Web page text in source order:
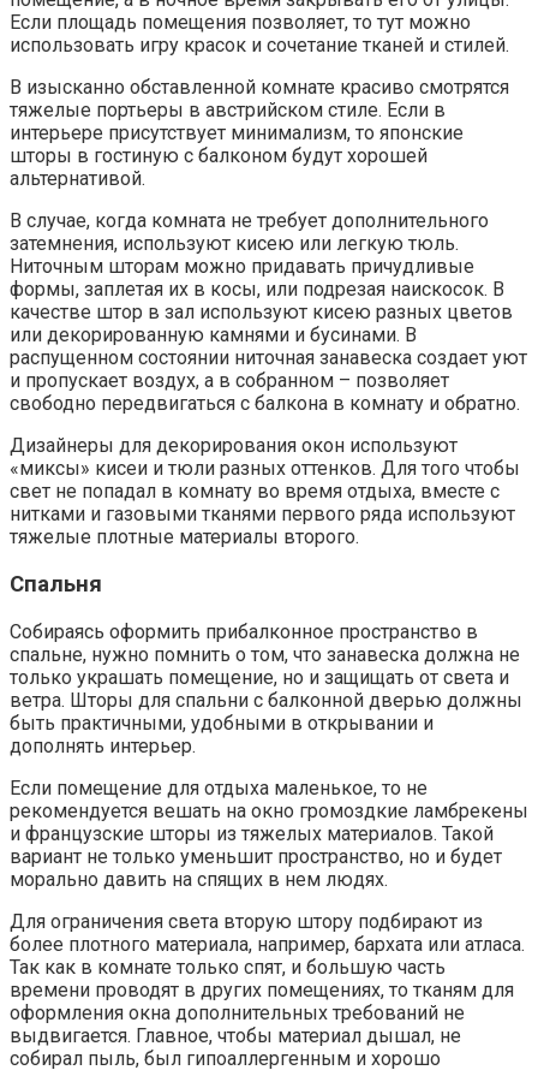
Если площадь помещения позволяет, то тут можно
использовать игру красок и сочетание тканей и стилей.
В изысканно обставленной комнате красиво смотрятся
тяжелые портьеры в австрийском стиле. Если в
интерьере присутствует минимализм, то японские
шторы в гостиную с балконом будут хорошей
альтернативой.
В случае, когда комната не требует дополнительного
затемнения, используют кисею или легкую тюль.
Ниточным шторам можно придавать причудливые
формы, заплетая их в косы, или подрезая наискосок. В
качестве штор в зал используют кисею разных цветов
или декорированную камнями и бусинами. В
распущенном состоянии ниточная занавеска создает уют
и пропускает воздух, а в собранном – позволяет
свободно передвигаться с балкона в комнату и обратно.
Дизайнеры для декорирования окон используют
«миксы» кисеи и тюли разных оттенков. Для того чтобы
свет не попадал в комнату во время отдыха, вместе с
нитками и газовыми тканями первого ряда используют
тяжелые плотные материалы второго.
Спальня
Собираясь оформить прибалконное пространство в
спальне, нужно помнить о том, что занавеска должна не
только украшать помещение, но и защищать от света и
ветра. Шторы для спальни с балконной дверью должны
быть практичными, удобными в открывании и
дополнять интерьер.
Если помещение для отдыха маленькое, то не
рекомендуется вешать на окно громоздкие ламбрекены
и французские шторы из тяжелых материалов. Такой
вариант не только уменьшит пространство, но и будет
морально давить на спящих в нем людях.
Для ограничения света вторую штору подбирают из
более плотного материала, например, бархата или атласа.
Так как в комнате только спят, и большую часть
времени проводят в других помещениях, то тканям для
оформления окна дополнительных требований не
выдвигается. Главное, чтобы материал дышал, не
собирал пыль, был гипоаллергенным и хорошо